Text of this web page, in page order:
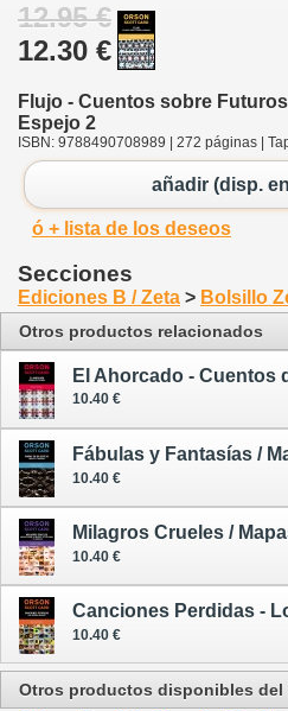
12.95 €
12.30 €
Flujo - Cuentos sobre
Espejo 2
ISBN: 9788490708989 | 272 páginas |
añadir (disp.
ó + lista de los deseos
Secciones
Ediciones B / Zeta > Bolsillo
Otros productos relacionados
10.40 €
Fábulas y Fantasías /
10.40 €
Milagros Crueles /
10.40 €
10.40 €
Otros productos disponibles del